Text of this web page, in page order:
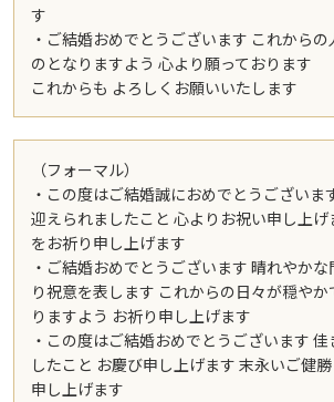
す
・ご結婚おめでとうございます これから
のとなりますよう 心より願っております
これからも よろしくお願いいたします
（フォーマル）
・この度はご結婚誠におめでとうございま
迎えられましたこと 心よりお祝い申し上げ
をお祈り申し上げます
・ご結婚おめでとうございます 晴れやか
り祝意を表します これからの日々が穏や
りますよう お祈り申し上げます
・この度はご結婚おめでとうございます
したこと お慶び申し上げます 末永いご健
申し上げます